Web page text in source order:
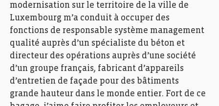
modernisation sur le territoire de la ville de
Luxembourg m’a conduit à occuper des
fonctions de responsable système management
qualité auprès d’un spécialiste du béton et
directeur des opérations auprès d’une société
d’un groupe français, fabricant d’appareils
d’entretien de façade pour des bâtiments
grande hauteur dans le monde entier. Fort de ce